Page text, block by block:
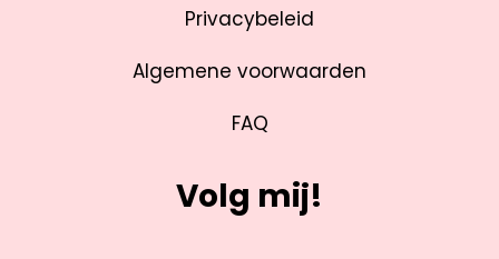
Privacybeleid
Algemene voorwaarden
FAQ
Volg mij!